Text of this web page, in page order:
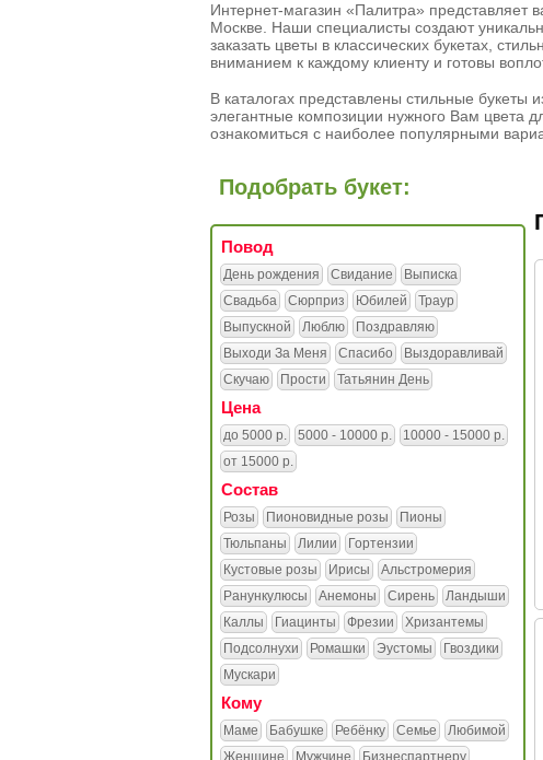
Интернет-магазин «Палитра» представляет
Москве. Наши специалисты создают
заказать цветы в классических букетах,
вниманием к каждому клиенту и готовы
В каталогах представлены стильные букеты
элегантные композиции нужного Вам цвета
ознакомиться с наиболее популярными
Подобрать букет:
Повод
День рождения Свидание
Выписка
Свадьба
Сюрприз Юбилей
Траур
Выпускной
Люблю
Поздравляю
Выходи За Меня
Спасибо
Выздоравливай
Скучаю
Прости Татьянин День
Цена
до 5000 р. 5000 - 10000 р.
10000 - 15000 р.
от 15000 р.
Состав
Розы Пионовидные розы
Пионы
Тюльпаны
Лилии
Гортензии
Кустовые розы
Ирисы
Альстромерия
Ранункулюсы
Анемоны Сирень
Ландыши
Каллы
Гиацинты Фрезии
Хризантемы
Подсолнухи
Ромашки Эустомы
Гвоздики
Мускари
Кому
Маме Бабушке Ребёнку Семье
Любимой
Женщине
Мужчине
Бизнеспартнеру